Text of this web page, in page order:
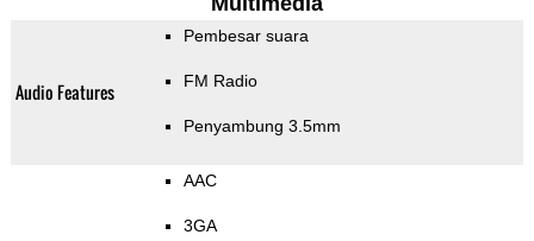
Audio Features
Pembesar suara
FM Radio
Penyambung 3.5mm
AAC
3GA